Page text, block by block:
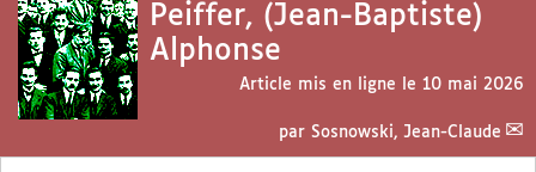
Peiffer, (Jean-Baptiste)
Alphonse
Article mis en ligne le 10 mai 2026
par Sosnowski, Jean-Claude